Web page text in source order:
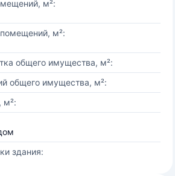
м²:
м²:
общего имущества, м²:
общего имущества, м²:
м²:
здания: